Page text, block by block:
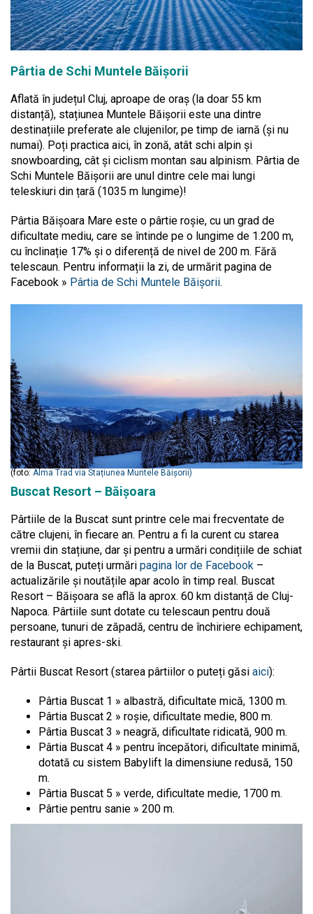
Pârtia de Schi Muntele Băișorii
Aflată în județul Cluj, aproape de oraș (la doar 55 km
distanță), stațiunea Muntele Băișorii este una dintre
destinațiile preferate ale clujenilor, pe timp de iarnă (și nu
numai). Poți practica aici, în zonă, atât schi alpin și
snowboarding, cât și ciclism montan sau alpinism. Pârtia de
Schi Muntele Băișorii are unul dintre cele mai lungi
teleskiuri din țară (1035 m lungime)!
Pârtia Băișoara Mare este o pârtie roșie, cu un grad de
dificultate mediu, care se întinde pe o lungime de 1.200 m,
cu înclinație 17% și o diferență de nivel de 200 m. Fără
telescaun. Pentru informații la zi, de urmărit pagina de
Facebook » Pârtia de Schi Muntele Băișorii.
(foto: Alma Trad via Stațiunea Muntele Băișorii)
Buscat Resort – Băișoara
Pârtiile de la Buscat sunt printre cele mai frecventate de
către clujeni, în fiecare an. Pentru a fi la curent cu starea
vremii din stațiune, dar și pentru a urmări condițiile de schiat
de la Buscat, puteți urmări pagina lor de Facebook –
actualizările și noutățile apar acolo în timp real. Buscat
Resort – Băișoara se află la aprox. 60 km distanță de Cluj-
Napoca. Pârtiile sunt dotate cu telescaun pentru două
persoane, tunuri de zăpadă, centru de închiriere echipament,
restaurant și apres-ski.
Pârtii Buscat Resort (starea pârtiilor o puteți găsi aici):
Pârtia Buscat 1 » albastră, dificultate mică, 1300 m.
Pârtia Buscat 2 » roșie, dificultate medie, 800 m.
Pârtia Buscat 3 » neagră, dificultate ridicată, 900 m.
Pârtia Buscat 4 » pentru începători, dificultate minimă,
dotată cu sistem Babylift la dimensiune redusă, 150
m.
Pârtia Buscat 5 » verde, dificultate medie, 1700 m.
Pârtie pentru sanie » 200 m.